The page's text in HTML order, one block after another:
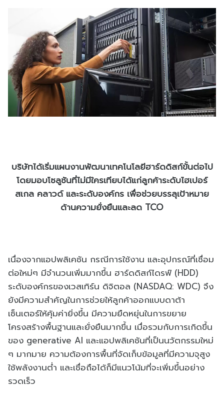
บริษัทได้เริ่มแผนงานพัฒนาเทคโนโลยีฮาร์ดดิสก์ขั้นต่อไป
โดยมอบโซลูชันที่ไม่มีใครเทียบได้แก่ลูกค้าระดับไฮเปอร์
สเกล คลาวด์ และระดับองค์กร เพื่อช่วยบรรลุเป้าหมาย
ด้านความยั่งยืนและลด TCO
เนื่องจากแอปพลิเคชัน กรณีการใช้งาน และอุปกรณ์ที่เชื่อม
ต่อใหม่ๆ มีจำนวนเพิ่มมากขึ้น ฮาร์ดดิสก์ไดรฟ์ (HDD)
ระดับองค์กรของเวสเทิร์น ดิจิตอล (NASDAQ: WDC) จึง
ยังมีความสำคัญในการช่วยให้ลูกค้าออกแบบดาต้า
เซ็นเตอร์ให้คุ้มค่ายิ่งขึ้น มีความยืดหยุ่นในการขยาย
โครงสร้างพื้นฐานและยั่งยืนมากขึ้น เมื่อรวมกับการเกิดขึ้น
ของ generative AI และแอปพลิเคชันที่เป็นนวัตกรรมใหม่
ๆ มากมาย ความต้องการพื้นที่จัดเก็บข้อมูลที่มีความจุสูง
ใช้พลังงานต่ำ และเชื่อถือได้ก็มีแนวโน้มที่จะเพิ่มขึ้นอย่าง
รวดเร็ว